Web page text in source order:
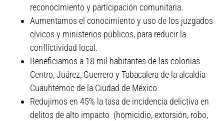
reconocimiento y participación comunitaria.
Aumentamos el conocimiento y uso de los juzgados
cívicos y ministerios públicos, para reducir la
conflictividad local.
Beneficiamos a 18 mil habitantes de las colonias
Centro, Juárez, Guerrero y Tabacalera de la alcaldía
Cuauhtémoc de la Ciudad de México.
Redujimos en 45% la tasa de incidencia delictiva en
delitos de alto impacto (homicidio, extorsión, robo,